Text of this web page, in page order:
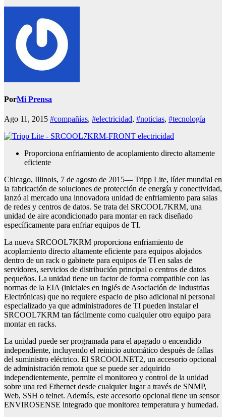
PorMi Prensa
Ago 11, 2015 #compañías, #electricidad, #noticias, #tecnología
Proporciona enfriamiento de acoplamiento directo altamente
eficiente
Chicago, Illinois, 7 de agosto de 2015— Tripp Lite, líder mundial en
la fabricación de soluciones de protección de energía y conectividad,
lanzó al mercado una innovadora unidad de enfriamiento para salas
de redes y centros de datos. Se trata del SRCOOL7KRM, una
unidad de aire acondicionado para montar en rack diseñado
específicamente para enfriar equipos de TI.
La nueva SRCOOL7KRM proporciona enfriamiento de
acoplamiento directo altamente eficiente para equipos alojados
dentro de un rack o gabinete para equipos de TI en salas de
servidores, servicios de distribución principal o centros de datos
pequeños. La unidad tiene un factor de forma compatible con las
normas de la EIA (iniciales en inglés de Asociación de Industrias
Electrónicas) que no requiere espacio de piso adicional ni personal
especializado ya que administradores de TI pueden instalar el
SRCOOL7KRM tan fácilmente como cualquier otro equipo para
montar en racks.
La unidad puede ser programada para el apagado o encendido
independiente, incluyendo el reinicio automático después de fallas
del suministro eléctrico. El SRCOOLNET2, un accesorio opcional
de administración remota que se puede ser adquirido
independientemente, permite el monitoreo y control de la unidad
sobre una red Ethernet desde cualquier lugar a través de SNMP,
Web, SSH o telnet. Además, este accesorio opcional tiene un sensor
ENVIROSENSE integrado que monitorea temperatura y humedad.